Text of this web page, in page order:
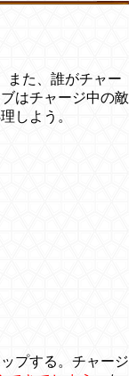
また、誰がチャー
はチャージ中の敵
しよう。
プする。チャージ